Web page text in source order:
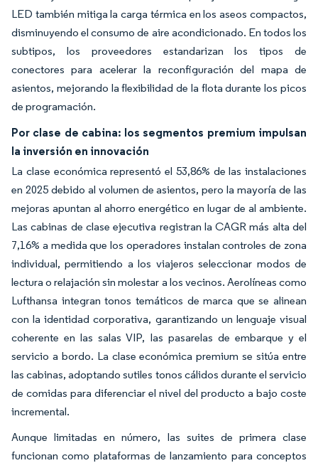
LED también mitiga la carga térmica en los aseos compactos,
disminuyendo el consumo de aire acondicionado. En todos los
subtipos, los proveedores estandarizan los tipos de
conectores para acelerar la reconfiguración del mapa de
asientos, mejorando la flexibilidad de la flota durante los picos
de programación.
Por clase de cabina: los segmentos premium impulsan
la inversión en innovación
La clase económica representó el 53,86% de las instalaciones
en 2025 debido al volumen de asientos, pero la mayoría de las
mejoras apuntan al ahorro energético en lugar de al ambiente.
Las cabinas de clase ejecutiva registran la CAGR más alta del
7,16% a medida que los operadores instalan controles de zona
individual, permitiendo a los viajeros seleccionar modos de
lectura o relajación sin molestar a los vecinos. Aerolíneas como
Lufthansa integran tonos temáticos de marca que se alinean
con la identidad corporativa, garantizando un lenguaje visual
coherente en las salas VIP, las pasarelas de embarque y el
servicio a bordo. La clase económica premium se sitúa entre
las cabinas, adoptando sutiles tonos cálidos durante el servicio
de comidas para diferenciar el nivel del producto a bajo coste
incremental.
Aunque limitadas en número, las suites de primera clase
funcionan como plataformas de lanzamiento para conceptos